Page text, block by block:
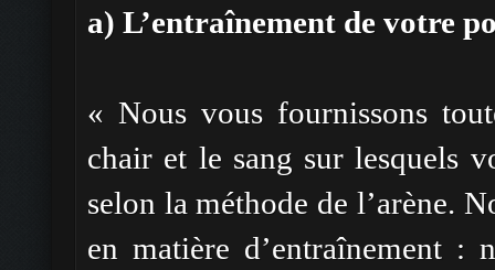
a) L’entraînement de votre
« Nous vous fournissons
chair et le sang sur lesquels
selon la méthode de l’arène.
en matière d’entraînement :